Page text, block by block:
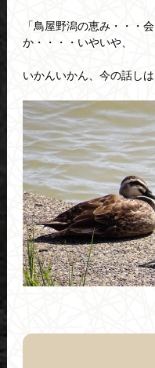
「鳥屋野潟の恵み・・・
か・・・・いやいや、
いかんいかん、今の話し